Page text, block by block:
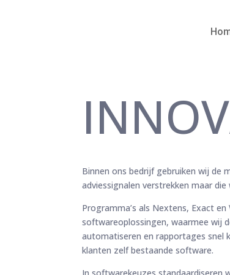
Binnen ons bedrijf gebruiken wij de
adviessignalen verstrekken maar
Programma’s als Nextens, Exact
softwareoplossingen, waarmee wij
automatiseren en rapportages snel
klanten zelf bestaande software.